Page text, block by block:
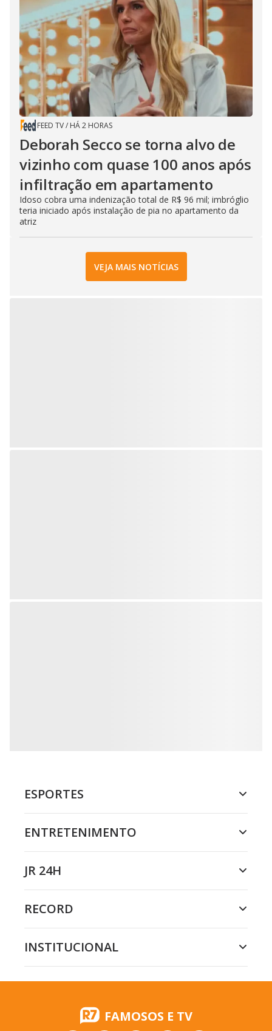
FEED TV/ HÁ 2 HORAS
Deborah Secco se torna alvo de
vizinho com quase 100 anos após
infiltração em apartamento
Idoso cobra uma indenização total de R$ 96 mil; imbróglio
teria iniciado após instalação de pia no apartamento da
atriz
VEJA MAIS NOTÍCIAS
ESPORTES
ENTRETENIMENTO
JR 24H
RECORD
INSTITUCIONAL
FAMOSOS E TV